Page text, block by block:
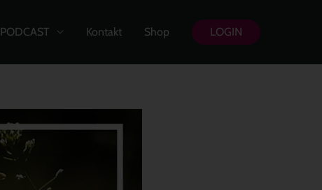
PODCAST Kontakt Shop LOGIN